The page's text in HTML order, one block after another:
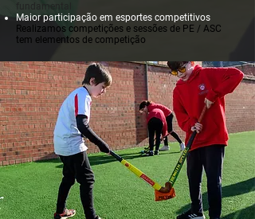
fundamental
Maior participação em esportes competitivos
Realizamos competições e sessões de PE / ASC
tem elementos de competição